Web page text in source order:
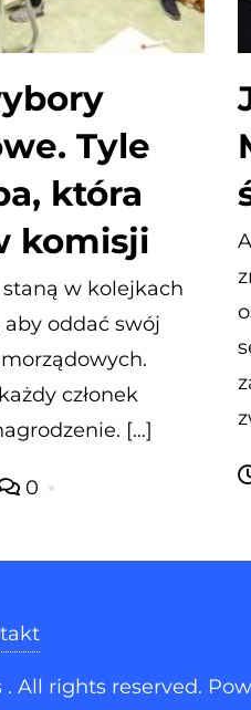
Tyle
która
komisji
w kolejkach
oddać swój
członek
[…]
0
All rights reserved.